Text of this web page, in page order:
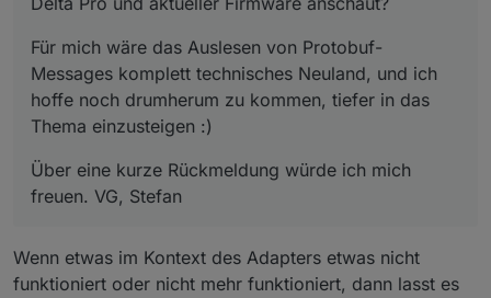
Für mich wäre das Auslesen von Protobuf-
Messages komplett technisches Neuland, und ich
hoffe noch drumherum zu kommen, tiefer in das
Thema einzusteigen :)
Über eine kurze Rückmeldung würde ich mich
freuen. VG, Stefan
Wenn etwas im Kontext des Adapters etwas nicht
funktioniert oder nicht mehr funktioniert, dann lasst es